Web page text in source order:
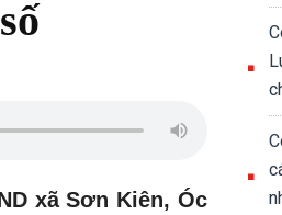
xã Sơn Kiên, Óc